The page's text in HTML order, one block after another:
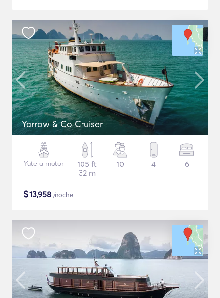
Yarrow & Co Cruiser
Yate a motor
105 ft
32 m
10 4 6
$13,958 /noche